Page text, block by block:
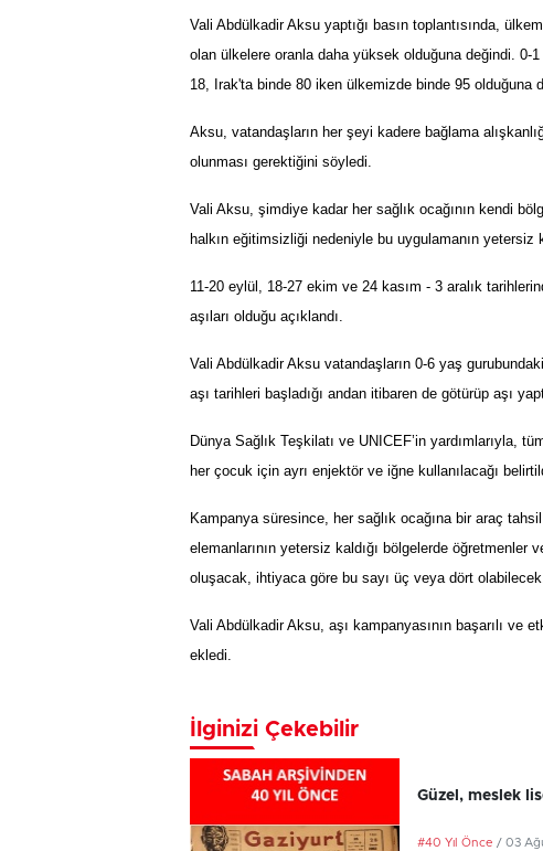
Vali Abdülkadir Aksu yaptığı basın toplantısında,
olan ülkelere oranla daha yüksek olduğuna değindi. 0-
18, Irak'ta binde 80 iken ülkemizde binde 95 olduğuna
Aksu, vatandaşların her şeyi kadere bağlama
olunması gerektiğini söyledi.
Vali Aksu, şimdiye kadar her sağlık ocağının kendi
halkın eğitimsizliği nedeniyle bu uygulamanın yetersiz
11-20 eylül, 18-27 ekim ve 24 kasım - 3 aralık
aşıları olduğu açıklandı.
Vali Abdülkadir Aksu vatandaşların 0-6 yaş
aşı tarihleri başladığı andan itibaren de götürüp aşı
Dünya Sağlık Teşkilatı ve UNICEF’in yardımlarıyla,
her çocuk için ayrı enjektör ve iğne kullanılacağı
Kampanya süresince, her sağlık ocağına bir araç
elemanlarının yetersiz kaldığı bölgelerde
oluşacak, ihtiyaca göre bu sayı üç veya dört olabilecek.
Vali Abdülkadir Aksu, aşı kampanyasının başarılı
ekledi.
İlginizi Çekebilir
Güzel, meslek
#40 Yıl Önce / 03